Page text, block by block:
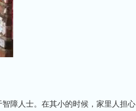
障人士。在其小的时候，家里人担心